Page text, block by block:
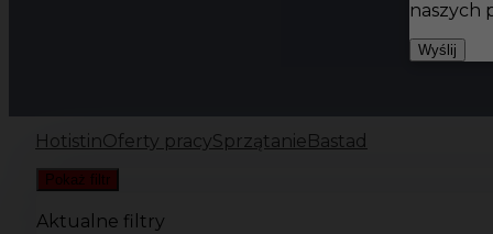
HotistinOferty pracySprzątanie Bastad
Pokaż filtr
Aktualne filtry
naszych
Wyślij